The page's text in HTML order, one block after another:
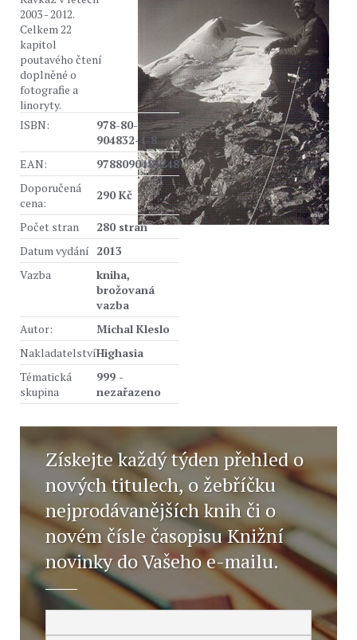
2003 - 2012.
Celkem 22
kapitol
poutavého čtení
doplněné o
fotografie a
linoryty.
ISBN:
978-80-
904832-4-8
EAN:
9788090483248
Doporučená
cena:
290 Kč
Počet stran
280 stran
Datum vydání 2013
Vazba
kniha,
brožovaná
vazba
Autor:
Michal Kleslo
NakladatelstvíHighasia
Tématická
skupina
999 -
nezařazeno
Získejte každý týden přehled o
nových titulech, o žebříčku
nejprodávanějších knih či o
novém čísle časopisu Knižní
novinky do Vašeho e-mailu.